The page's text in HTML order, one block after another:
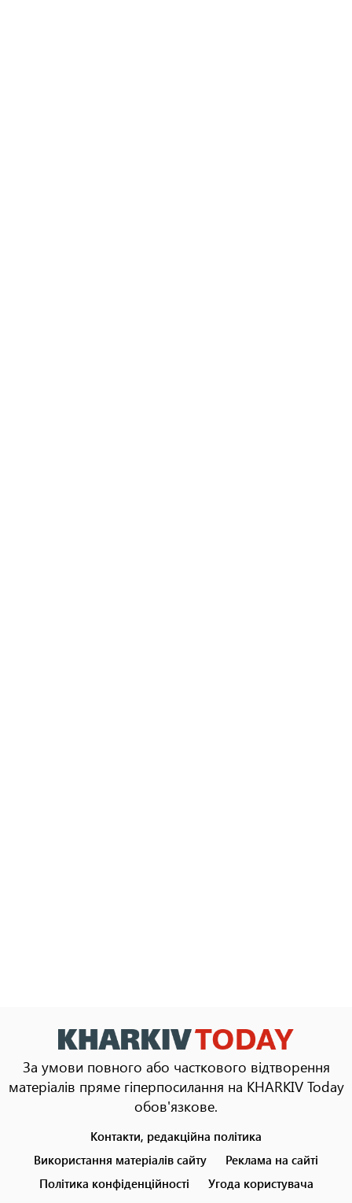
За умови повного або часткового відтворення
матеріалів пряме гіперпосилання на KHARKIV Today
обов'язкове.
menu
Контакти, редакційна політика
Використання матеріалів сайту
Реклама на сайті
Політика конфіденційності
Угода користувача